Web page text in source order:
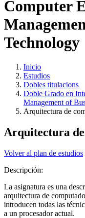
Computer
Technology
Inicio
Estudios
Dobles titulacions
Doble Grado en
Management of
Arquitectura de
Arquitectura
Volver al plan de estudios
Descripción:
La asignatura es una
arquitectura de
introducen todas las
a un procesador actual.